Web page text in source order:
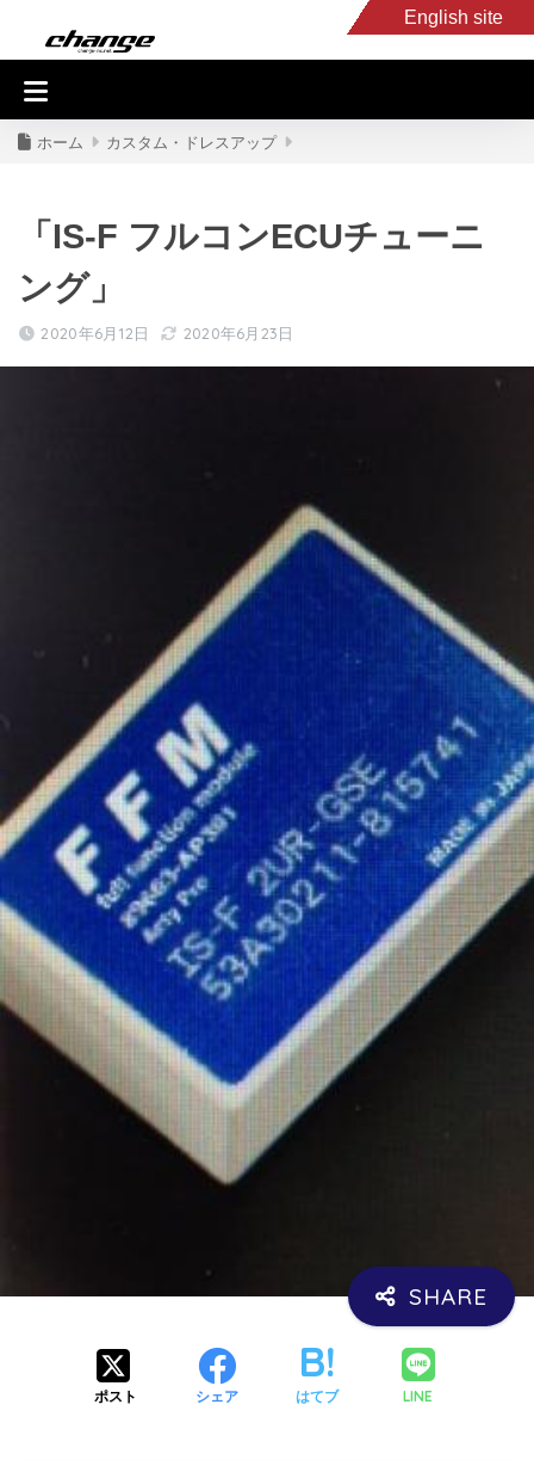
English site
入庫車情報
ホーム カスタム・ドレスアップ
「IS-F フルコンECUチューニ
ング」
2020年6月12日 2020年6月23日
ポスト シェア はてブ LINE